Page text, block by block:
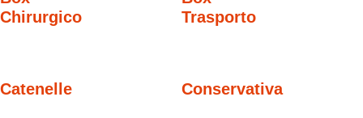
Chirurgico
Trasporto
Catenelle Conservativa